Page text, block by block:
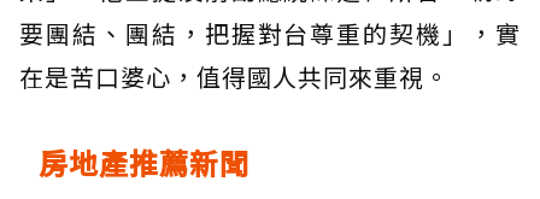
要團結、團結，把握對台尊重的契機」，實
在是苦口婆心，值得國人共同來重視。
房地產推薦新聞